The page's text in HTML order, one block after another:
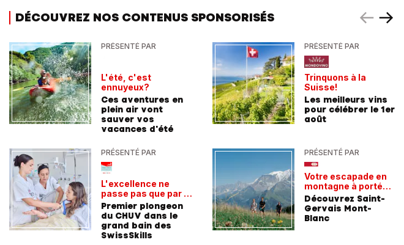
DÉCOUVREZ NOS CONTENUS SPONSORISÉS
PRÉSENTÉ PAR
L'été, c'est
ennuyeux?
Ces aventures en
plein air vont
sauver vos
vacances d'été
PRÉSENTÉ PAR
L'excellence ne
passe pas que par la
voie académique
Premier plongeon
du CHUV dans le
grand bain des
SwissSkills
PRÉSENTÉ PAR
Trinquons à la
Suisse!
Les meilleurs vins
pour célébrer le 1er
août
PRÉSENTÉ PAR
Votre escapade en
montagne à portée
de train
Découvrez Saint-
Gervais Mont-
Blanc